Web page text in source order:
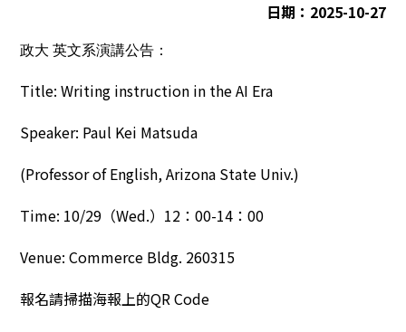
日期：2025-10-27
政大 英文系演講公告：
Title: Writing instruction in the AI Era
Speaker: Paul Kei Matsuda
(Professor of English, Arizona State Univ.)
Time: 10/29（Wed.）12：00-14：00
Venue: Commerce Bldg. 260315
報名請掃描海報上的QR Code